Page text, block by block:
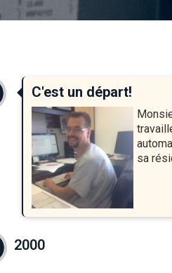
C'est un départ!
sa
2000